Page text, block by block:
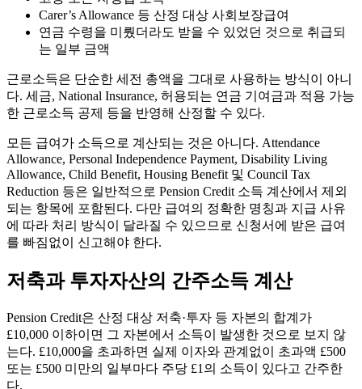
Carer’s Allowance 등 산정 대상 사회보장급여
연금 수령을 미뤘더라도 받을 수 있었던 것으로 취급되
는 일부 금액
근로소득은 단순한 세전 총액을 그대로 사용하는 방식이 아니
다. 세금, National Insurance, 허용되는 연금 기여금과 적용 가능
한 근로소득 공제 등을 반영해 산정할 수 있다.
모든 급여가 소득으로 계산되는 것은 아니다. Attendance
Allowance, Personal Independence Payment, Disability Living
Allowance, Child Benefit, Housing Benefit 및 Council Tax
Reduction 등은 일반적으로 Pension Credit 소득 계산에서 제외
되는 항목에 포함된다. 다만 급여의 정확한 명칭과 지급 사유
에 따라 처리 방식이 달라질 수 있으므로 신청서에 받은 급여
를 빠짐없이 신고해야 한다.
저축과 투자자산의 간주소득 계산
Pension Credit은 산정 대상 저축·투자 등 자본의 합계가
£10,000 이하이면 그 자본에서 소득이 발생한 것으로 보지 않
는다. £10,000을 초과하면 실제 이자와 관계없이 초과액 £500
또는 £500 미만의 일부마다 주당 £1의 소득이 있다고 간주한
다.